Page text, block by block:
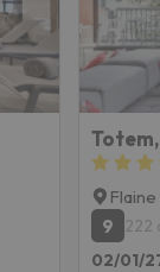
Flaine
9
222
02/01/